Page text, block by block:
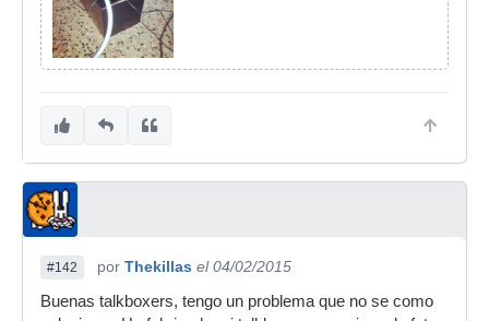
#142 por Thekillas el 04/02/2015
Buenas talkboxers, tengo un problema que no se como